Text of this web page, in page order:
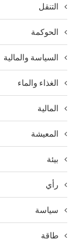
التنقل
الحوكمة
السياسة والمالية
الغذاء والماء
المالية
المعيشة
بيئة
رأي
سياسة
طاقة